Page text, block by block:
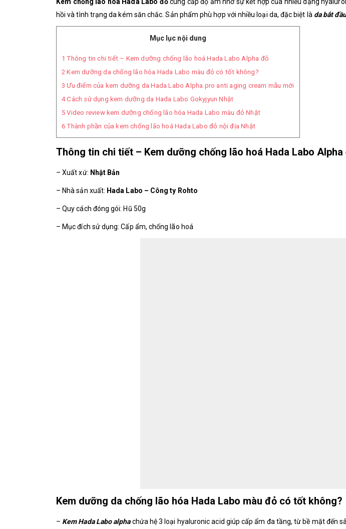
Kem chống lão hoá Hada Labo đỏcung cấp độ ẩm nhờ sự kết hợp của nhiều dạng
hồi và tình trạng da kém săn chắc.Sản phẩm phù hợp với nhiều loại da, đặc biệt là da bắt
Mục lục nội dung
1 Thông tin chi tiết – Kem dưỡng chống lão hoá Hada Labo Alpha đỏ
2 Kem dưỡng da chống lão hóa Hada Labo màu đỏ có tốt không?
3 Ưu điểm của kem dưỡng da Hada Labo Alpha pro anti aging cream mẫu mới
4Cách sử dụng kem dưỡng da Hada Labo Gokyjyun Nhật
5 Video review kem dưỡng chống lão hóa Hada Labo màu đỏ Nhật
6 Thành phần của kem chống lão hoá Hada Labo đỏ nội địa Nhật
Thông tin chi tiết – Kem dưỡng chống lão hoá Hada Labo Alpha
– Xuất xứ: Nhật Bản
– Nhà sản xuất: Hada Labo – Công ty Rohto
– Quy cách đóng gói: Hũ 50g
– Mục đích sử dụng: Cấp ẩm, chống lão hoá
Kem dưỡng da chống lão hóa Hada Labo màu đỏ có tốt không?
– Kem Hada Labo alphachứa hệ 3 loại hyaluronic acid giúp cấp ẩm đa tầng, từ bề mặt đến